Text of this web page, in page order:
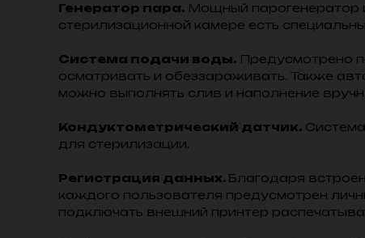
Генератор пара. Мощный парогенератор
стерилизационной камере есть
Система подачи воды. Предусмотрено
осматривать и обеззараживать. Также
можно выполнять слив и наполнение
Кондуктометрический датчик.
для стерилизации.
Регистрация данных. Благодаря
каждого пользователя предусмотрен
подключать внешний принтер